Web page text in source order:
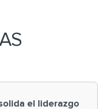
el liderazgo